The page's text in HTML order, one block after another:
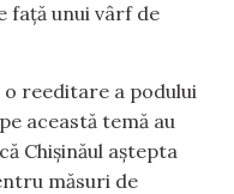
față unui vârf de
reeditare a podului
această temă au
Chișinăul aștepta
măsuri de